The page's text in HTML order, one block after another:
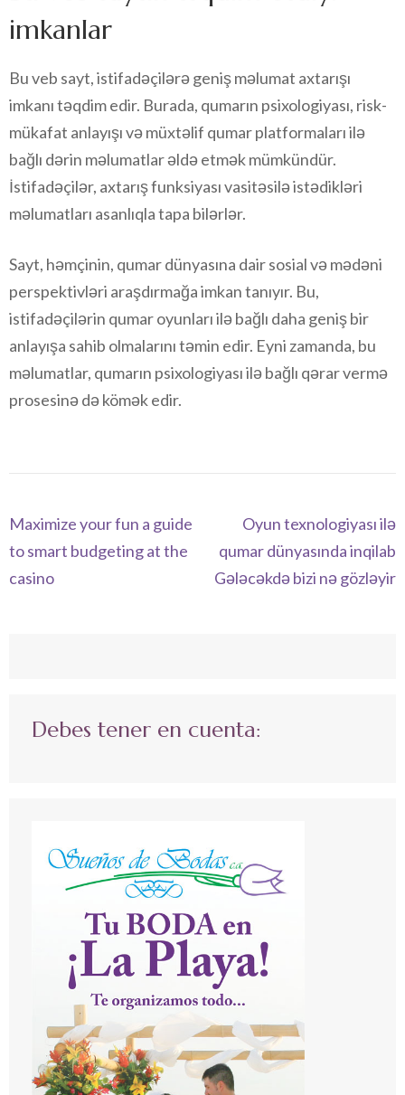
imkanlar
Bu veb sayt, istifadəçilərə geniş məlumat axtarışı
imkanı təqdim edir. Burada, qumarın psixologiyası, risk-
mükafat anlayışı və müxtəlif qumar platformaları ilə
bağlı dərin məlumatlar əldə etmək mümkündür.
İstifadəçilər, axtarış funksiyası vasitəsilə istədikləri
məlumatları asanlıqla tapa bilərlər.
Sayt, həmçinin, qumar dünyasına dair sosial və mədəni
perspektivləri araşdırmağa imkan tanıyır. Bu,
istifadəçilərin qumar oyunları ilə bağlı daha geniş bir
anlayışa sahib olmalarını təmin edir. Eyni zamanda, bu
məlumatlar, qumarın psixologiyası ilə bağlı qərar vermə
prosesinə də kömək edir.
Navegación
de
entradas
Maximize your fun a guide
to smart budgeting at the
casino
Oyun texnologiyası ilə
qumar dünyasında inqilab
Gələcəkdə bizi nə gözləyir
Debes tener en cuenta: